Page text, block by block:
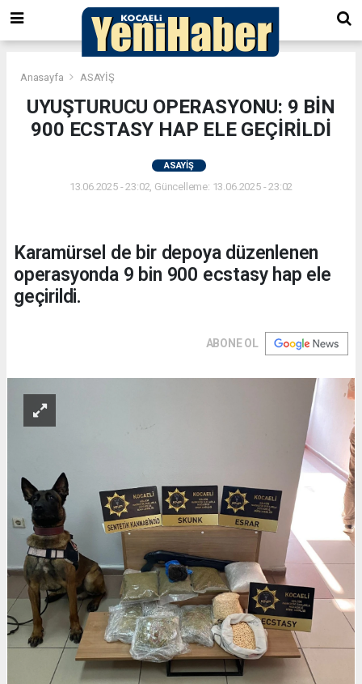
Anasayfa ASAYİŞ
UYUŞTURUCU OPERASYONU: 9 BİN
900 ECSTASY HAP ELE GEÇİRİLDİ
ASAYİŞ
13.06.2025 - 23:02, Güncelleme: 13.06.2025 - 23:02
Karamürsel de bir depoya düzenlenen
operasyonda 9 bin 900 ecstasy hap ele
geçirildi.
ABONE OL